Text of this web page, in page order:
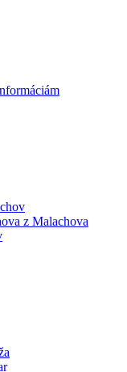
z Malachova